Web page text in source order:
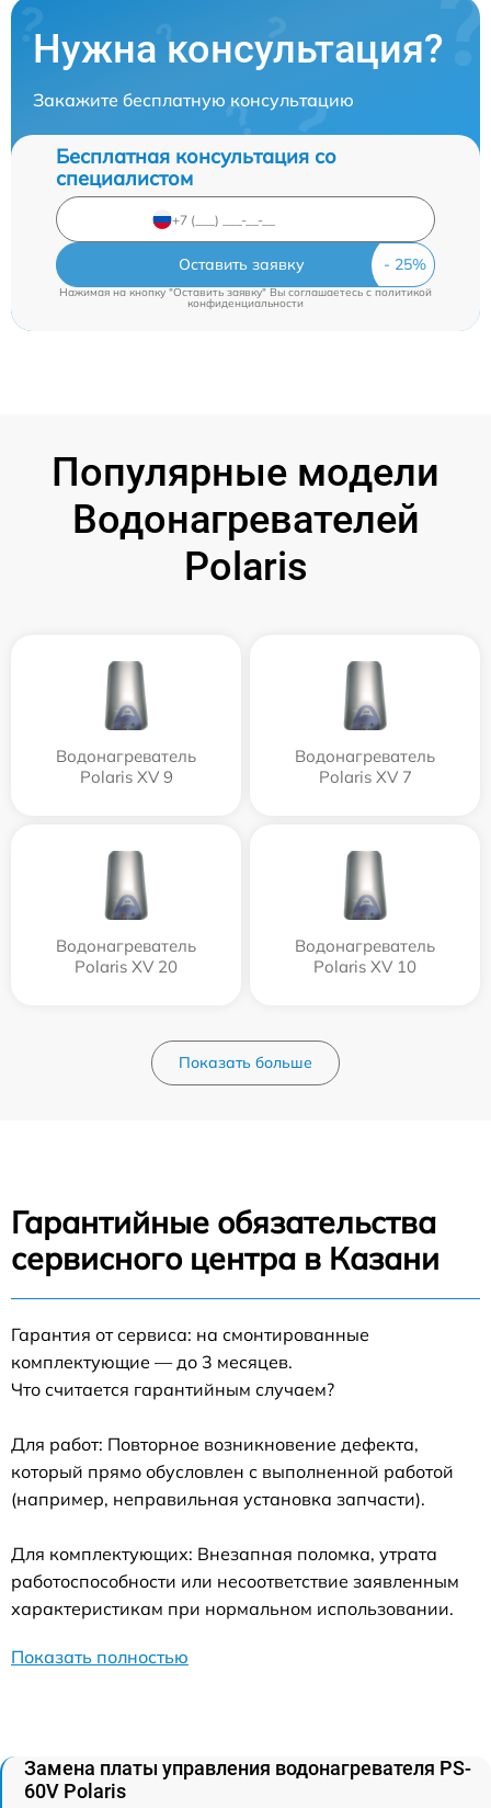
Нужна консультация?
Закажите бесплатную консультацию
Бесплатная консультация со
специалистом
Оставить заявку
Нажимая на кнопку "Оставить заявку" Вы соглашаетесь cполитикой
конфиденциальности
Популярные модели
Водонагревателей
Polaris
Водонагреватель
Polaris XV 9
Водонагреватель
Polaris XV 7
Водонагреватель
Polaris XV 20
Водонагреватель
Polaris XV 10
Показать больше
Гарантийные обязательства
сервисного центра в Казани
Гарантия от сервиса: на смонтированные
комплектующие — до 3 месяцев.
Что считается гарантийным случаем?
Для работ: Повторное возникновение дефекта,
который прямо обусловлен с выполненной работой
(например, неправильная установка запчасти).
Для комплектующих: Внезапная поломка, утрата
работоспособности или несоответствие заявленным
характеристикам при нормальном использовании.
Показать полностью
Замена платы управления водонагревателя PS-
60V Polaris